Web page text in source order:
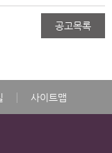
공고목록
사이트맵